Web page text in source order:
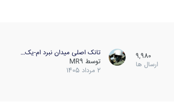
9,980
ارسال ها
تانک اصلی میدان نبرد ام-یک…
توسط MR9
2 مرداد 1405